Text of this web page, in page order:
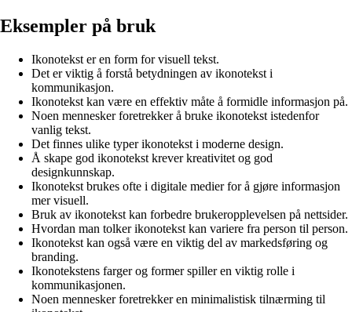
Eksempler på bruk
Ikonotekst er en form for visuell tekst.
Det er viktig å forstå betydningen av ikonotekst i
kommunikasjon.
Ikonotekst kan være en effektiv måte å formidle informasjon på.
Noen mennesker foretrekker å bruke ikonotekst istedenfor
vanlig tekst.
Det finnes ulike typer ikonotekst i moderne design.
Å skape god ikonotekst krever kreativitet og god
designkunnskap.
Ikonotekst brukes ofte i digitale medier for å gjøre informasjon
mer visuell.
Bruk av ikonotekst kan forbedre brukeropplevelsen på nettsider.
Hvordan man tolker ikonotekst kan variere fra person til person.
Ikonotekst kan også være en viktig del av markedsføring og
branding.
Ikonotekstens farger og former spiller en viktig rolle i
kommunikasjonen.
Noen mennesker foretrekker en minimalistisk tilnærming til